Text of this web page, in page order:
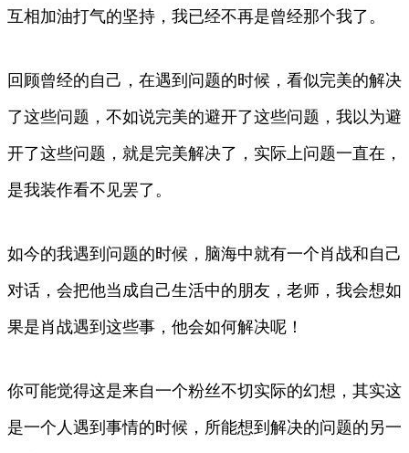
互相加油打气的坚持，我已经不再是曾经那个我了。
回顾曾经的自己，在遇到问题的时候，看似完美的解决
了这些问题，不如说完美的避开了这些问题，我以为避
开了这些问题，就是完美解决了，实际上问题一直在，
是我装作看不见罢了。
如今的我遇到问题的时候，脑海中就有一个肖战和自己
对话，会把他当成自己生活中的朋友，老师，我会想如
果是肖战遇到这些事，他会如何解决呢！
你可能觉得这是来自一个粉丝不切实际的幻想，其实这
是一个人遇到事情的时候，所能想到解决的问题的另一